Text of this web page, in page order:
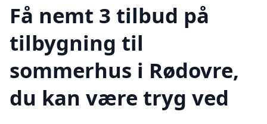
Få nemt 3 tilbud på
tilbygning til
sommerhus i Rødovre,
du kan være tryg ved